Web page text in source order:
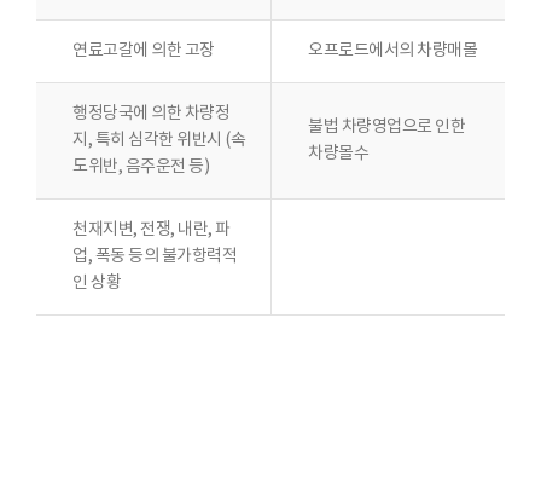
연료고갈에 의한 고장 오프로드에서의 차량매몰
행정당국에 의한 차량정
지, 특히 심각한 위반시 (속
도위반, 음주운전 등)
불법 차량영업으로 인한
차량몰수
천재지변, 전쟁, 내란, 파
업, 폭동 등의 불가항력적
인 상황